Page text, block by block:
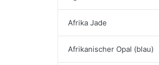
Afrika Jade
Afrikanischer Opal (blau)